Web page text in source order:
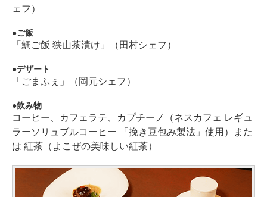
ェフ）
ご飯
「鯛ご飯 狭山茶漬け」（田村シェフ）
デザート
「ごまふぇ」（岡元シェフ）
飲み物
コーヒー、カフェラテ、カプチーノ（ネスカフェ レギュ
ラーソリュブルコーヒー 「挽き豆包み製法」使用）また
は 紅茶（よこぜの美味しい紅茶）